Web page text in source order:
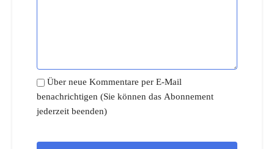
Über neue Kommentare per E-Mail
benachrichtigen (Sie können das Abonnement
jederzeit beenden)